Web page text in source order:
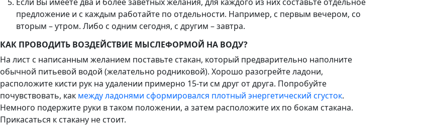
предложение и с каждым работайте по отдельности. Например, с первым вечером, со
вторым – утром. Либо с одним сегодня, с другим – завтра.
КАК ПРОВОДИТЬ ВОЗДЕЙСТВИЕ МЫСЛЕФОРМОЙ НА ВОДУ?
На лист с написанным желанием поставьте стакан, который предварительно наполните
обычной питьевой водой (желательно родниковой). Хорошо разогрейте ладони,
расположите кисти рук на удалении примерно 15-ти см друг от друга. Попробуйте
почувствовать, как между ладонями сформировался плотный энергетический сгусток.
Немного подержите руки в таком положении, а затем расположите их по бокам стакана.
Прикасаться к стакану не стоит.